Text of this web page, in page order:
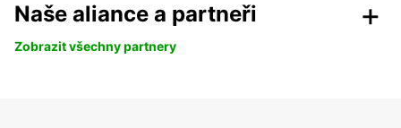
Naše aliance a partneři
Zobrazit všechny partnery